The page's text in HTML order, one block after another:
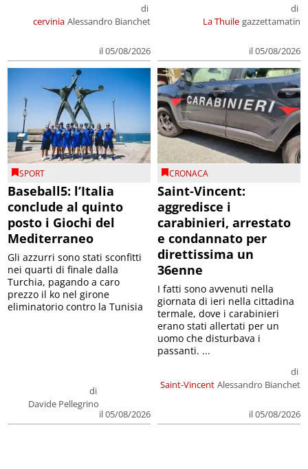
cervinia
di
Alessandro Bianchet
il 05/08/2026
La Thuile
di
gazzettamatin
il 05/08/2026
SPORT
Baseball5: l’Italia
conclude al quinto
posto i Giochi del
Mediterraneo
di
Davide Pellegrino
il 05/08/2026
Gli azzurri sono stati sconfitti
nei quarti di finale dalla
Turchia, pagando a caro
prezzo il ko nel girone
eliminatorio contro la Tunisia
CRONACA
Saint-Vincent:
aggredisce i
carabinieri, arrestato
e condannato per
direttissima un
36enne
Saint-Vincent
di
Alessandro Bianchet
il 05/08/2026
I fatti sono avvenuti nella
giornata di ieri nella cittadina
termale, dove i carabinieri
erano stati allertati per un
uomo che disturbava i
passanti. ...